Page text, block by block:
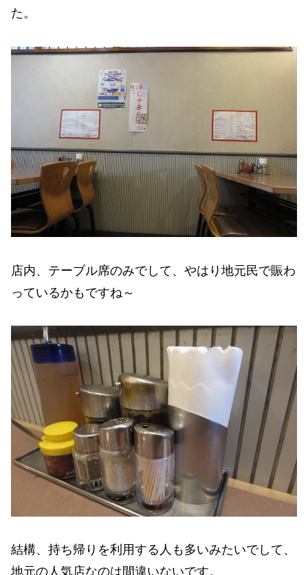
た。
店内、テーブル席のみでして、やはり地元民で賑わ
っているかもですね～
結構、持ち帰りを利用する人も多いみたいでして、
地元の人気店なのは間違いないです。